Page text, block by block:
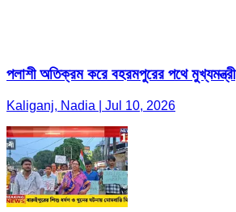
পলাশী অতিক্রম করে বহরমপুরের পথে মুখ্যমন্ত্রী
Kaliganj, Nadia | Jul 10, 2026